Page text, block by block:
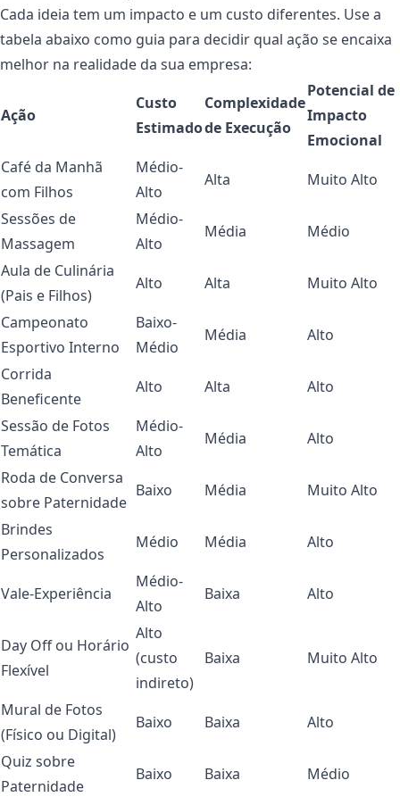
Cada ideia tem um impacto e um custo diferentes. Use a
tabela abaixo como guia para decidir qual ação se encaixa
melhor na realidade da sua empresa:
Ação
Custo
Estimado
Complexidade
de Execução
Potencial de
Impacto
Emocional
Café da Manhã
com Filhos
Médio-
Alto
Alta
Muito Alto
Sessões de
Massagem
Médio-
Alto
Média
Médio
Aula de Culinária
(Pais e Filhos)
Alto Alta
Muito Alto
Campeonato
Esportivo Interno
Baixo-
Médio
Média
Alto
Corrida
Beneficente
Alto Alta
Alto
Sessão de Fotos
Temática
Médio-
Alto
Média
Alto
Roda de Conversa
sobre Paternidade
Baixo Média
Muito Alto
Brindes
Personalizados
Médio Média Alto
Vale-Experiência
Médio-
Alto
Baixa Alto
Day Off ou Horário
Flexível
Alto
(custo
indireto)
Baixa Muito Alto
Mural de Fotos
(Físico ou Digital)
Baixo Baixa
Alto
Quiz sobre
Paternidade
Baixo Baixa
Médio